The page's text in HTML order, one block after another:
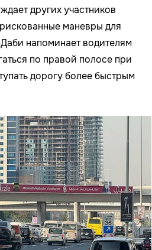
других участников
маневры для
напоминает водителям
по правой полосе при
дорогу более быстрым